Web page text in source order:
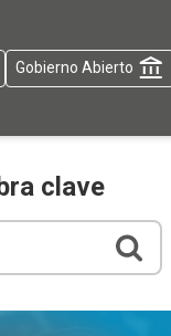
Gobierno Abierto
clave